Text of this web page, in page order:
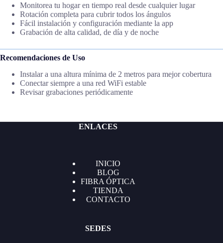
Monitorea tu hogar en tiempo real desde cualquier lugar
Rotación completa para cubrir todos los ángulos
Fácil instalación y configuración mediante la app
Grabación de alta calidad, de día y de noche
Recomendaciones de Uso
Instalar a una altura mínima de 2 metros para mejor cobertura
Conectar siempre a una red WiFi estable
Revisar grabaciones periódicamente
ENLACES
INICIO
BLOG
FIBRA ÓPTICA
TIENDA
CONTACTO
SEDES